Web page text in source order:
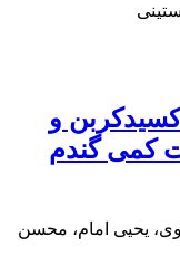
و
کمی گندم
یحیی امام، محسن